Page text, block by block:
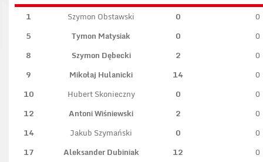
1 Szymon Obstawski 0
0
5
Tymon Matysiak 0
0
8
Szymon Dębecki 2
0
9
Mikołaj Hulanicki 14
0
10
Hubert Skonieczny 0
0
12
Antoni Wiśniewski 2
0
14
Jakub Szymański 0
0
17
Aleksander Dubiniak 12 0